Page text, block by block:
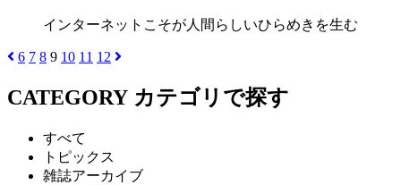
インターネットこそが人間らしいひらめきを生む
6 7 8 9 10 11 12
CATEGORY カテゴリで探す
すべて
トピックス
雑誌アーカイブ